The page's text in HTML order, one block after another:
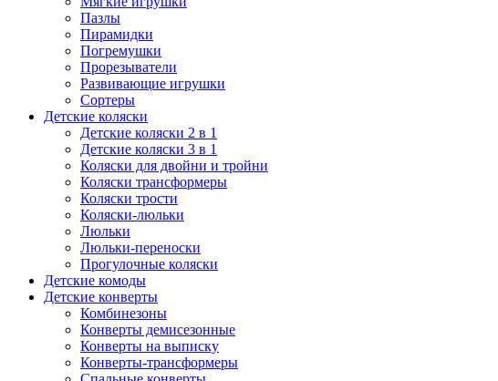
Пазлы
Пирамидки
Погремушки
Прорезыватели
Развивающие игрушки
Сортеры
Детские коляски
Детские коляски 2 в 1
Детские коляски 3 в 1
Коляски для двойни и тройни
Коляски трансформеры
Коляски трости
Коляски-люльки
Люльки
Люльки-переноски
Прогулочные коляски
Детские комоды
Детские конверты
Комбинезоны
Конверты демисезонные
Конверты на выписку
Конверты-трансформеры